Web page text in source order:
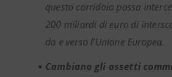
questo corridoio possa
200 miliardi di euro di
da e verso l’Unione Europea.
Cambiano gli assetti